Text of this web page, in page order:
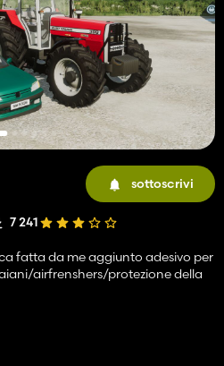
sottoscrivi
7 241
fatta da me aggiunto adesivo per
airfrenshers/protezione della